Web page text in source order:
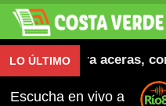
LO ÚLTIMO
inaugura aceras,
Escucha en vivo a